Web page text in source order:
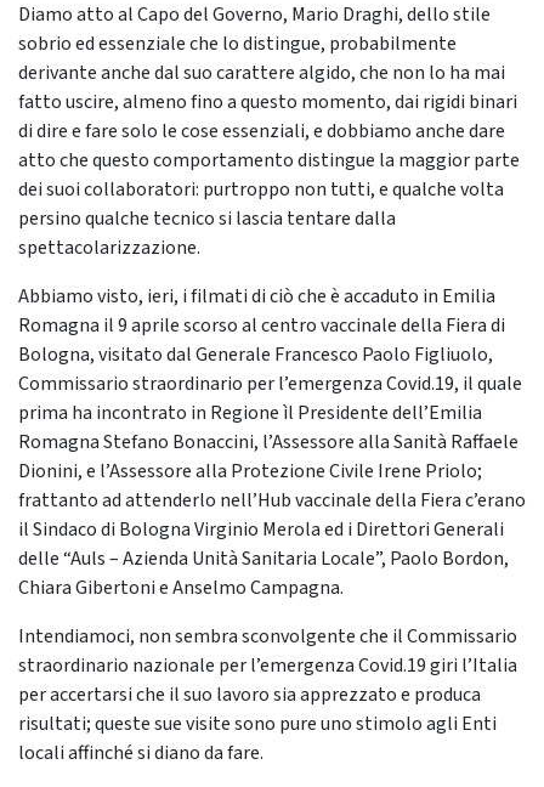
Diamo atto al Capo del Governo, Mario Draghi, dello stile
sobrio ed essenziale che lo distingue, probabilmente
derivante anche dal suo carattere algido, che non lo ha mai
fatto uscire, almeno fino a questo momento, dai rigidi binari
di dire e fare solo le cose essenziali, e dobbiamo anche dare
atto che questo comportamento distingue la maggior parte
dei suoi collaboratori: purtroppo non tutti, e qualche volta
persino qualche tecnico si lascia tentare dalla
spettacolarizzazione.
Abbiamo visto, ieri, i filmati di ciò che è accaduto in Emilia
Romagna il 9 aprile scorso al centro vaccinale della Fiera di
Bologna, visitato dal Generale Francesco Paolo Figliuolo,
Commissario straordinario per l’emergenza Covid.19, il quale
prima ha incontrato in Regione ìl Presidente dell’Emilia
Romagna Stefano Bonaccini, l’Assessore alla Sanità Raffaele
Dionini, e l’Assessore alla Protezione Civile Irene Priolo;
frattanto ad attenderlo nell’Hub vaccinale della Fiera c’erano
il Sindaco di Bologna Virginio Merola ed i Direttori Generali
delle “Auls – Azienda Unità Sanitaria Locale”, Paolo Bordon,
Chiara Gibertoni e Anselmo Campagna.
Intendiamoci, non sembra sconvolgente che il Commissario
straordinario nazionale per l’emergenza Covid.19 giri l’Italia
per accertarsi che il suo lavoro sia apprezzato e produca
risultati; queste sue visite sono pure uno stimolo agli Enti
locali affinché si diano da fare.